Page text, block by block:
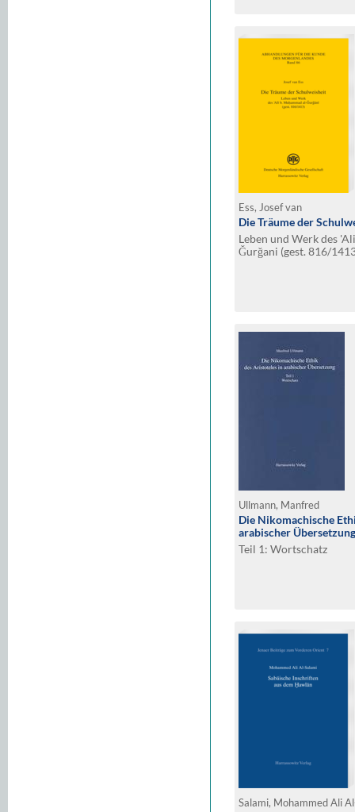
Ess, Josef van
Die Träume der
Leben und Werk des
Ǧurǧani (gest. 816/
Ullmann, Manfred
Die Nikomachische
arabischer Übersetzung
Teil 1: Wortschatz
Salami, Mohammed Ali